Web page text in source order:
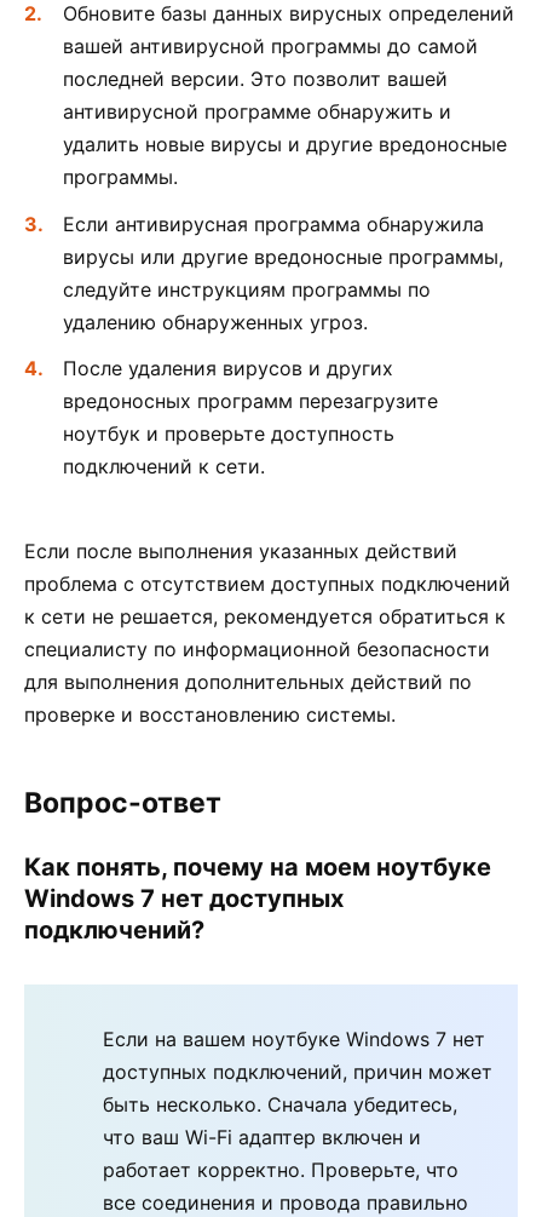
Обновите базы данных вирусных определений
вашей антивирусной программы до самой
последней версии. Это позволит вашей
антивирусной программе обнаружить и
удалить новые вирусы и другие вредоносные
программы.
Если антивирусная программа обнаружила
вирусы или другие вредоносные программы,
следуйте инструкциям программы по
удалению обнаруженных угроз.
После удаления вирусов и других
вредоносных программ перезагрузите
ноутбук и проверьте доступность
подключений к сети.
Если после выполнения указанных действий
проблема с отсутствием доступных подключений
к сети не решается, рекомендуется обратиться к
специалисту по информационной безопасности
для выполнения дополнительных действий по
проверке и восстановлению системы.
Вопрос-ответ
Как понять, почему на моем ноутбуке
Windows 7 нет доступных
подключений?
Если на вашем ноутбуке Windows 7 нет
доступных подключений, причин может
быть несколько. Сначала убедитесь,
что ваш Wi-Fi адаптер включен и
работает корректно. Проверьте, что
все соединения и провода правильно